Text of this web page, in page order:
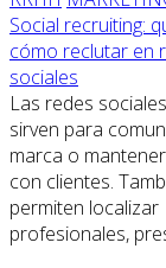
Social recruiting:
cómo reclutar en
sociales
Las redes
sirven para
marca o
con clientes.
permiten localizar
profesionales,